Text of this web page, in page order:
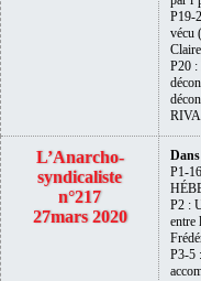
P19-
vécu
Claire.
P20 :
L’Anarcho-
syndicaliste
n°217
27mars 2020
P1-
P2 :
entre
P3-5